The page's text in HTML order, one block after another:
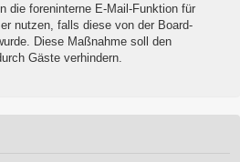
die foreninterne E-Mail-Funktion für
nutzen, falls diese von der Board-
Diese Maßnahme soll den
Gäste verhindern.